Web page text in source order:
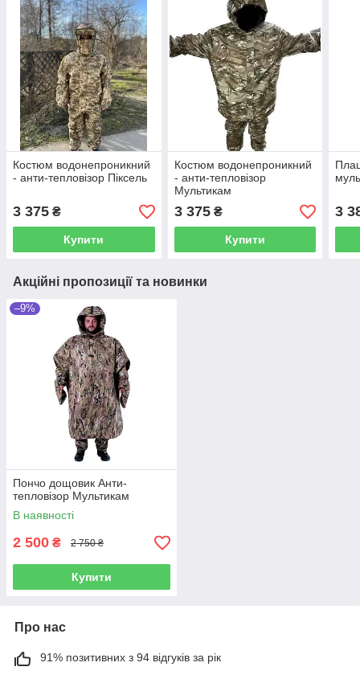
Костюм водонепроникний
- анти-тепловізор Піксель
3 375 ₴
Купити
Костюм водонепроникний
- анти-тепловізор
Мультикам
3 375₴
Купити
3
Акційні пропозиції та новинки
–9%
Пончо дощовик Анти-
тепловізор Мультикам
В наявності
2 500 ₴ 2 750 ₴
Купити
Про нас
91% позитивних з 94 відгуків за рік